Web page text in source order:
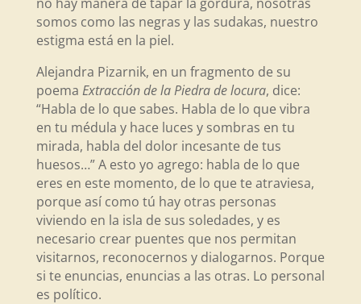
somos como las negras y las sudakas, nuestro
estigma está en la piel.
Alejandra Pizarnik, en un fragmento de su
poema Extracción de la Piedra de locura, dice:
“Habla de lo que sabes. Habla de lo que vibra
en tu médula y hace luces y sombras en tu
mirada, habla del dolor incesante de tus
huesos…” A esto yo agrego: habla de lo que
eres en este momento, de lo que te atraviesa,
porque así como tú hay otras personas
viviendo en la isla de sus soledades, y es
necesario crear puentes que nos permitan
visitarnos, reconocernos y dialogarnos. Porque
si te enuncias, enuncias a las otras. Lo personal
es político.